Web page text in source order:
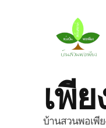
เพีย
บ้านสวนพอเพี